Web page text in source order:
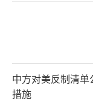
的目标。根据
出约占GDP的
中方对美反制清
措施